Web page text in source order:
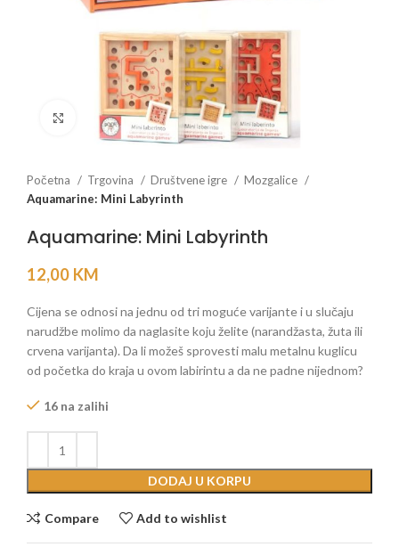
Click to enlarge
Početna Trgovina Društvene igre
Mozgalice
Aquamarine: Mini Labyrinth
Aquamarine: Mini Labyrinth
12,00 KM
Cijena se odnosi na jednu od tri moguće varijante i u slučaju
narudžbe molimo da naglasite koju želite (narandžasta, žuta ili
crvena varijanta). Da li možeš sprovesti malu metalnu kuglicu
od početka do kraja u ovom labirintu a da ne padne nijednom?
16 na zalihi
DODAJ U KORPU
Compare Add to wishlist